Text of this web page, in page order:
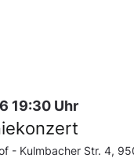
19:30 Uhr
- Kulmbacher Str. 4,